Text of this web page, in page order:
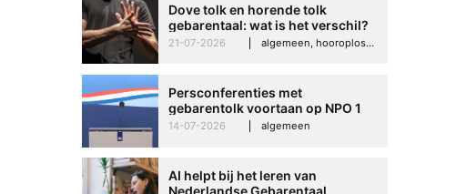
meer zelfvertrouwen: hoe
Dove tolk en horende tolk
gebarentaal: wat is het verschil?
21-07-2026 algemeen, hooroplossingen, hoorproblemen, samenleving & maatschappij
Persconferenties met
gebarentolk voortaan op NPO 1
Extra
14-07-2026 algemeen
AI helpt bij het leren van